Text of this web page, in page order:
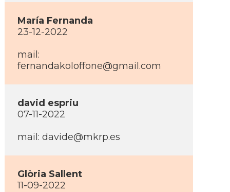
Marí­a Fernanda
23-12-2022
mail:
fernandakoloffone@gmail.com
david espriu
07-11-2022
mail: davide@mkrp.es
Glòria Sallent
11-09-2022